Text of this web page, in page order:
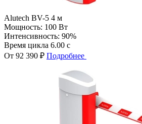
Alutech BV-5 4 м
Мощность: 100 Вт
Интенсивность: 90%
Время цикла 6.00 с
От 92 390 ₽ Подробнее